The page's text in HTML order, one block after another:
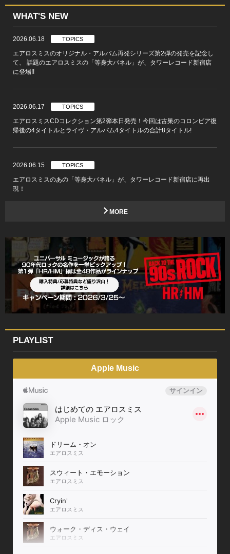
WHAT'S NEW
2026.06.18 TOPICS
エアロスミスのオリジナル・アルバム再発シリーズ第2弾の発売を記念し
て、 話題のエアロスミスの「等身大パネル」が、タワーレコード新宿店
に登場!!
2026.06.17 TOPICS
エアロスミスCDコレクション第2弾本日発売！今回は古巣のコロンビア復
帰後の4タイトルとライヴ・アルバム4タイトルの合計8タイトル!
2026.06.15 TOPICS
エアロスミスのあの「等身大パネル」が、タワーレコード新宿店に再出
現！
MORE
PLAYLIST
Apple Music